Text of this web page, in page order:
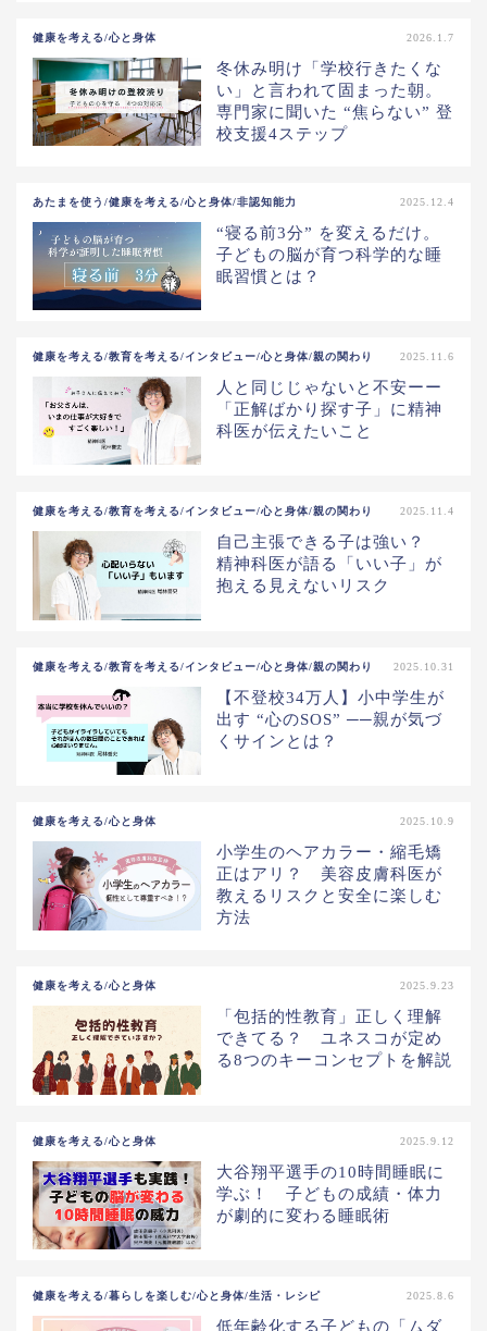
健康を考える/心と身体 2026.1.7
冬休み明け「学校行きたくな
い」と言われて固まった朝。
専門家に聞いた “焦らない” 登
校支援4ステップ
あたまを使う/健康を考える/心と身体/非認知能力 2025.12.4
“寝る前3分” を変えるだけ。
子どもの脳が育つ科学的な睡
眠習慣とは？
健康を考える/教育を考える/インタビュー/心と身体/親の関わり 2025.11.6
人と同じじゃないと不安ーー
「正解ばかり探す子」に精神
科医が伝えたいこと
健康を考える/教育を考える/インタビュー/心と身体/親の関わり 2025.11.4
自己主張できる子は強い？
精神科医が語る「いい子」が
抱える見えないリスク
健康を考える/教育を考える/インタビュー/心と身体/親の関わり 2025.10.31
【不登校34万人】小中学生が
出す “心のSOS” ──親が気づ
くサインとは？
健康を考える/心と身体 2025.10.9
小学生のヘアカラー・縮毛矯
正はアリ？ 美容皮膚科医が
教えるリスクと安全に楽しむ
方法
健康を考える/心と身体 2025.9.23
「包括的性教育」正しく理解
できてる？ ユネスコが定め
る8つのキーコンセプトを解説
健康を考える/心と身体 2025.9.12
大谷翔平選手の10時間睡眠に
学ぶ！ 子どもの成績・体力
が劇的に変わる睡眠術
健康を考える/暮らしを楽しむ/心と身体/生活・レシピ 2025.8.6
低年齢化する子どもの「ムダ